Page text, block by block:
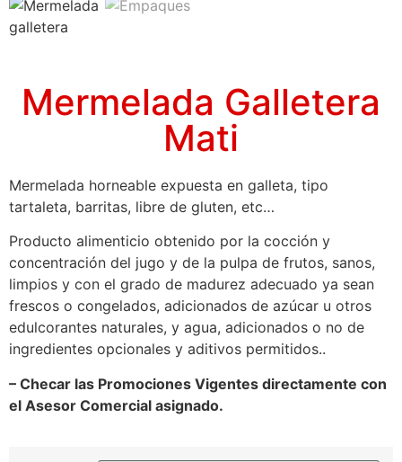
Mermelada Galletera
Mati
Mermelada horneable expuesta en galleta, tipo
tartaleta, barritas, libre de gluten, etc…
Producto alimenticio obtenido por la cocción y
concentración del jugo y de la pulpa de frutos, sanos,
limpios y con el grado de madurez adecuado ya sean
frescos o congelados, adicionados de azúcar u otros
edulcorantes naturales, y agua, adicionados o no de
ingredientes opcionales y aditivos permitidos..
– Checar las Promociones Vigentes directamente con
el Asesor Comercial asignado.